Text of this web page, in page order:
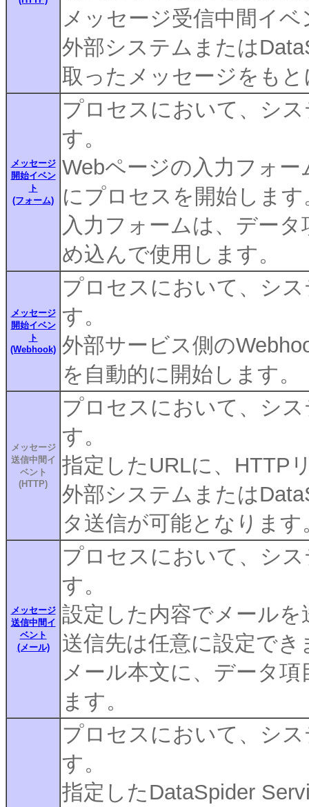
メッセージ受信中間イ
外部システムまたは
取ったメッセージをも
メッセージ
開始イベン
ト
(フォーム)
プロセスにおいて、シ
す。
Webページの入力フォ
にプロセスを開始します
入力フォームは、デー
め込んで使用します。
メッセージ
開始イベン
ト
(Webhook)
プロセスにおいて、シ
す。
外部サービス側の
を自動的に開始します。
メッセージ
送信中間イ
ベント
(HTTP)
プロセスにおいて、シ
す。
指定したURLに、HTTP
外部システムまたは
タ送信が可能となります
メッセージ
送信中間イ
ベント
(メール)
プロセスにおいて、シ
す。
設定した内容でメールを
送信先は任意に設定でき
メール本文に、データ
ます。
プロセスにおいて、シ
す。
指定したDataSpider